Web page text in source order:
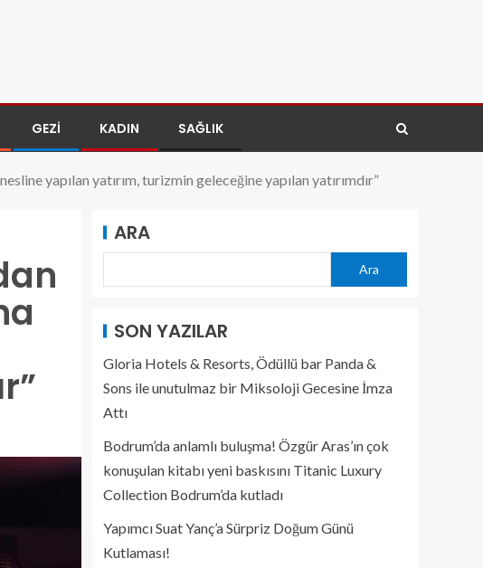
GEZI KADIN SAĞLIK
yapılan yatırım, turizmin geleceğine yapılan yatırımdır”
ARA
Ara
SON YAZILAR
Gloria Hotels & Resorts, Ödüllü bar Panda &
Sons ile unutulmaz bir Miksoloji Gecesine İmza
Attı
Bodrum’da anlamlı buluşma! Özgür Aras’ın çok
konuşulan kitabı yeni baskısını Titanic Luxury
Collection Bodrum’da kutladı
Yapımcı Suat Yanç’a Sürpriz Doğum Günü
Kutlaması!